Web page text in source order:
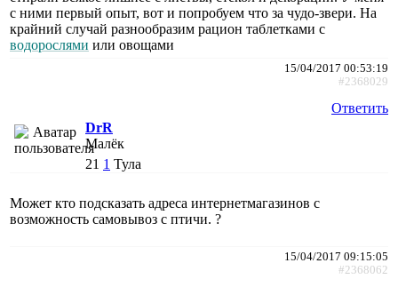
с ними первый опыт, вот и попробуем что за чудо-звери. На
крайний случай разнообразим рацион таблетками с
водорослями или овощами
15/04/2017 00:53:19
#2368029
Ответить
DrR
Малёк
21 1 Тула
Может кто подсказать адреса интернетмагазинов с
возможность самовывоз с птичи. ?
15/04/2017 09:15:05
#2368062